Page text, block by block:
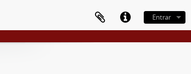
Entrar